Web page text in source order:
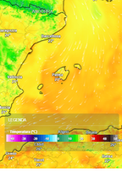
di
e
i
per la
dei